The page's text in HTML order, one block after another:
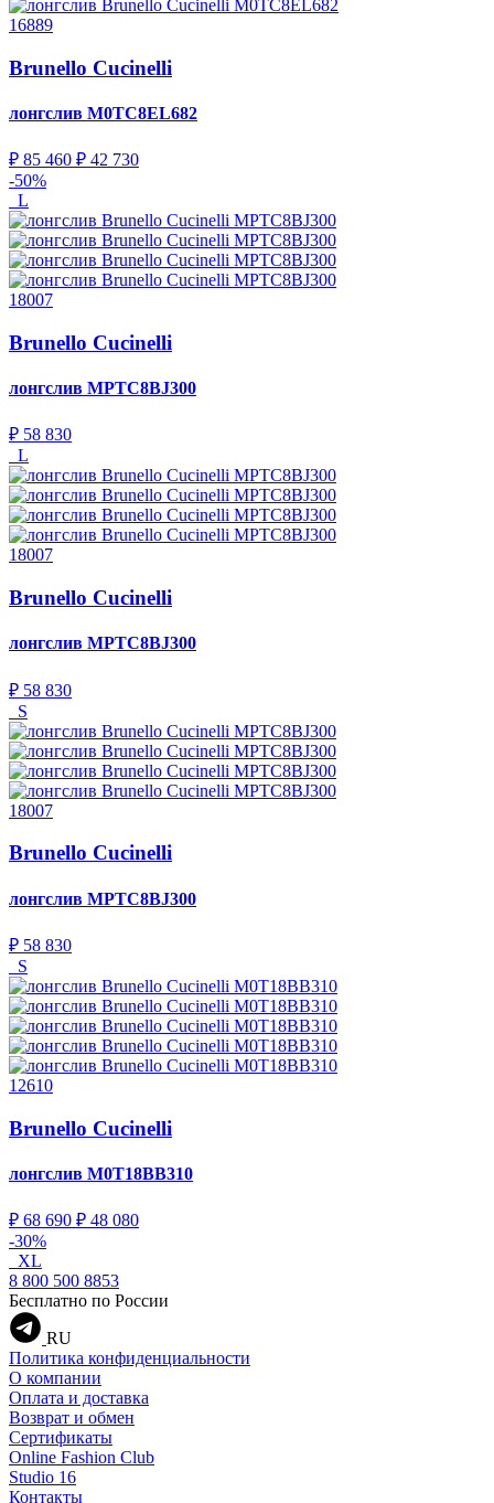
16889
Brunello Cucinelli
лонгслив M0TC8EL682
₽ 85 460 ₽ 42 730
-50%
L
18007
Brunello Cucinelli
лонгслив MPTC8BJ300
₽ 58 830
L
18007
Brunello Cucinelli
лонгслив MPTC8BJ300
₽ 58 830
S
18007
Brunello Cucinelli
лонгслив MPTC8BJ300
₽ 58 830
S
12610
Brunello Cucinelli
лонгслив M0T18BB310
₽ 68 690 ₽ 48 080
-30%
XL
8 800 500 8853
Бесплатно по России
RU
Политика конфиденциальности
О компании
Оплата и доставка
Возврат и обмен
Сертификаты
Online Fashion Club
Studio 16
Контакты